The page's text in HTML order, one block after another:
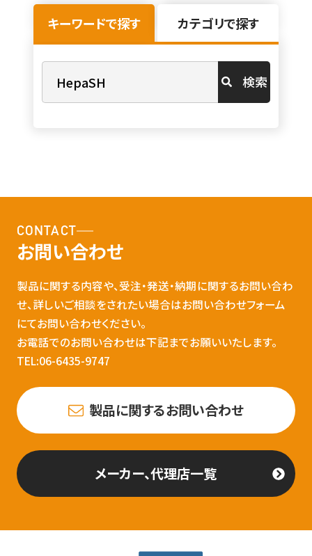
キーワードで探す カテゴリで探す
検索
CONTACT
お問い合わせ
製品に関する内容や、受注・発送・納期に関するお問い合わ
せ、詳しいご相談をされたい場合はお問い合わせフォーム
にてお問い合わせください。
お電話でのお問い合わせは下記までお願いいたします。
TEL:06-6435-9747
製品に関するお問い合わせ
メーカー、代理店一覧